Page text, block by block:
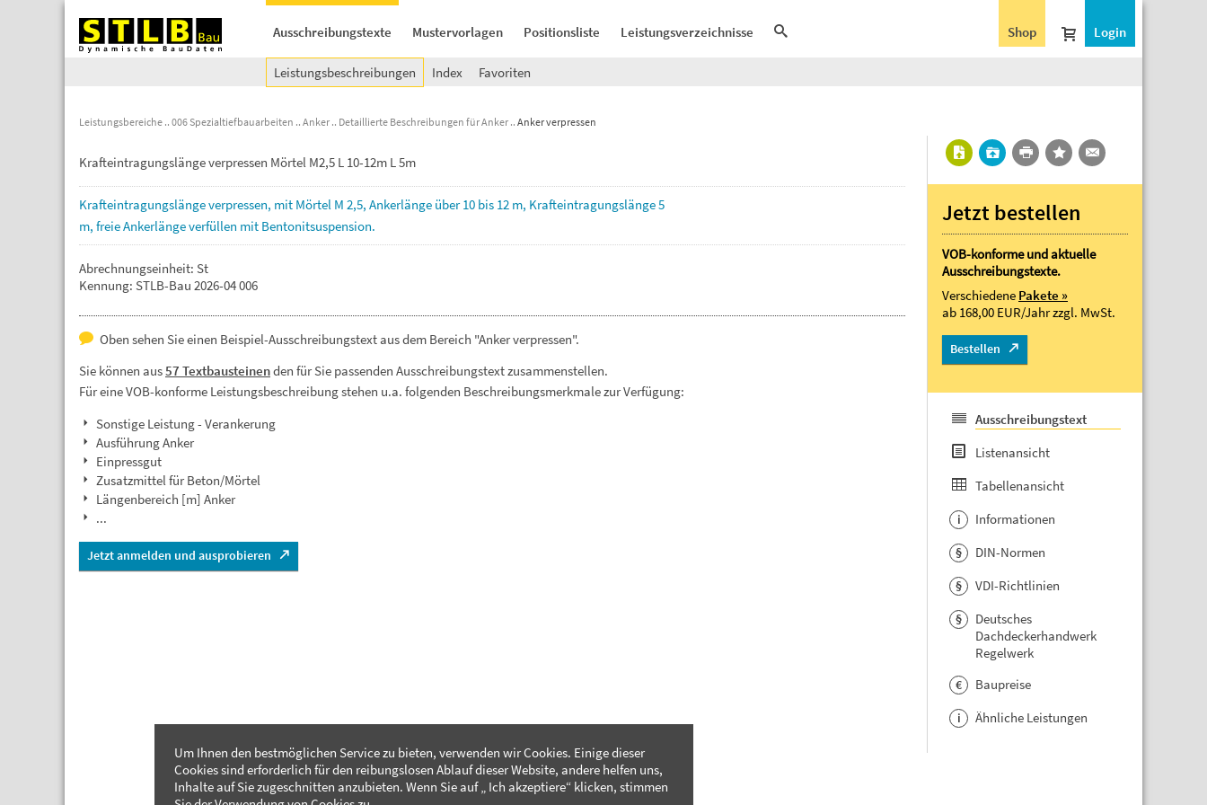
Ausschreibungstexte Mustervorlagen Positionsliste Leistungsverzeichnisse Login
Shop
Leistungsbeschreibungen Index Favoriten
Leistungsbereiche 006 Spezialtiefbauarbeiten Anker Detaillierte Beschreibungen für Anker Anker verpressen
Krafteintragungslänge verpressen Mörtel M2,5 L 10-12m L 5m
Krafteintragungslängeverpressen, mit Mörtel M 2,5, Ankerlänge über10 bis 12 m, Krafteintragungslänge5
m, freieAnkerlängeverfüllen mit Bentonitsuspension.
Abrechnungseinheit: St
Kennung: STLB-Bau 2026-04 006
Oben sehen Sie einen Beispiel-Ausschreibungstext aus dem Bereich "Anker verpressen".
Sie können aus57 Textbausteinenden für Sie passenden Ausschreibungstext zusammenstellen.
Für eine VOB-konforme Leistungsbeschreibung stehen u.a. folgenden Beschreibungsmerkmale zur Verfügung:
Sonstige Leistung - Verankerung
Ausführung Anker
Einpressgut
Zusatzmittel für Beton/Mörtel
Längenbereich [m] Anker
...
Jetzt anmelden und ausprobieren
Jetzt bestellen
VOB-konforme und aktuelle
Ausschreibungstexte.
Verschiedene Pakete »
ab 168,00 EUR/Jahrzzgl. MwSt.
Bestellen
Ausschreibungstext
Listenansicht
Tabellenansicht
i Informationen
§ DIN-Normen
§ VDI-Richtlinien
§
Deutsches
Dachdeckerhandwerk
Regelwerk
€ Baupreise
i Ähnliche Leistungen
Um Ihnen den bestmöglichen Service zu bieten, verwenden wir Cookies. Einige dieser
Cookies sind erforderlich für den reibungslosen Ablauf dieser Website, andere helfen uns,
Inhalte auf Sie zugeschnitten anzubieten. Wenn Sie auf „ Ich akzeptiere“ klicken, stimmen